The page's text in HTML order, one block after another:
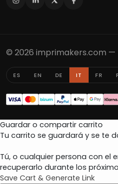
© 2026 imprimakers.com —
ES EN DE IT FR
Guardar o compartir carrito
Tu carrito se guardará y se te
Tú, o cualquier persona con el
recuperarlo durante los
Save Cart & Generate Link